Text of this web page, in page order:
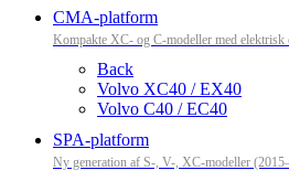
CMA-platform
Kompakte XC- og C-modeller med
Back
Volvo XC40 / EX40
Volvo C40 / EC40
SPA-platform
Ny generation af S-, V-, XC-modeller